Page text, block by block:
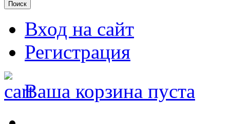
Вход на сайт
Регистрация
Ваша корзина пуста